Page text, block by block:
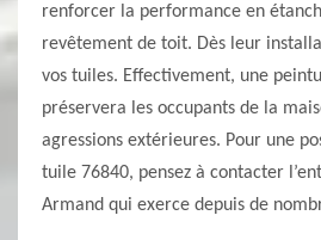
renforcer la performance en
revêtement de toit. Dès leur
vos tuiles. Effectivement, une
préservera les occupants de la
agressions extérieures. Pour une
tuile 76840, pensez à contacter
Armand qui exerce depuis de